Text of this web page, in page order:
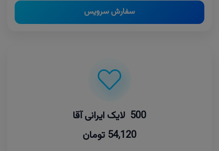
سفارش سرویس
500 لایک ایرانی آقا
54,120 تومان